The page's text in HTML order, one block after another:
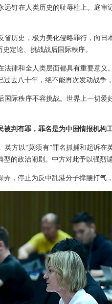
远钉在人类历史的耻辱柱上。庭
省历史，极力美化侵略罪行，向
定论、挑战战后国际秩序。
法律和全人类层面都具有重要意
去八十年，绝不能再次发动战争
国际秩序不容挑战。世界上一切
判有罪，罪名是为中国情报机构
方以“莫须有”罪名抓捕和起诉
的政治闹剧。中方对此予以强烈
，停止为反中乱港分子撑腰打气